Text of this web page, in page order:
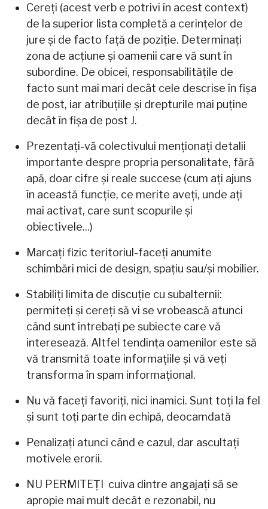
Cereți (acest verb e potrivi în acest context)
de la superior lista completă a cerințelor de
jure și de facto față de poziție. Determinați
zona de acțiune și oamenii care vă sunt în
subordine. De obicei, responsabilitățile de
facto sunt mai mari decât cele descrise în fișa
de post, iar atribuțiile și drepturile mai puține
decât în fișa de post J.
Prezentați-vă colectivului menționați detalii
importante despre propria personalitate, fără
apă, doar cifre și reale succese (cum ați ajuns
în această funcție, ce merite aveți, unde ați
mai activat, care sunt scopurile și
obiectivele...)
Marcați fizic teritoriul-faceți anumite
schimbări mici de design, spațiu sau/și mobilier.
Stabiliți limita de discuție cu subalternii:
permiteți și cereți să vi se vrobească atunci
când sunt întrebați pe subiecte care vă
interesează. Altfel tendința oamenilor este să
vă transmită toate informațiile și vă veți
transforma în spam informațional.
Nu vă faceți favoriți, nici inamici. Sunt toți la fel
și sunt toți parte din echipă, deocamdată
Penalizați atunci când e cazul, dar ascultați
motivele erorii.
NU PERMITEȚI cuiva dintre angajați să se
apropie mai mult decât e rezonabil, nu